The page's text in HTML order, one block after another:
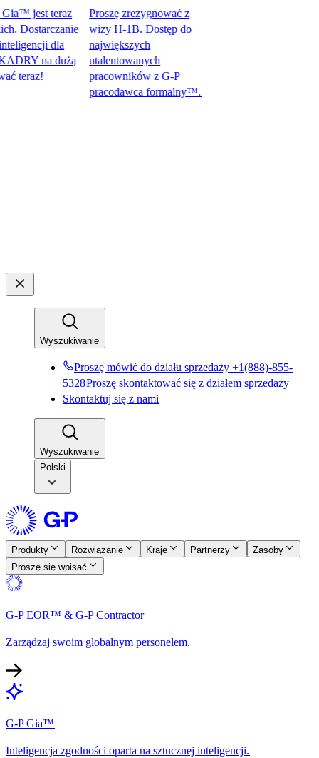
jest teraz
dla
na dużą
Proszę zrezygnować z
wizy H-1B. Dostęp do
największych
utalentowanych
pracowników z G-P
pracodawca formalny™.​​
Wyszukiwanie​​
Proszę mówić do działu sprzedaży +1(888)-855-
5328​​Proszę skontaktować się z działem sprzedaży​​
Skontaktuj się z nami​​
Wyszukiwanie​​
Polski
Produkty​​ Rozwiązanie​​ Kraje​​ Partnerzy​​
Zasoby​​
Proszę się wpisać​​
G-P EOR™ & G-P Contractor​​
Zarządzaj swoim globalnym personelem.​​
G-P Gia™​​
Inteligencja zgodności oparta na sztucznej inteligencji.​​